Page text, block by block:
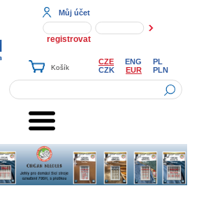
Můj účet
registrovat
CZE ENG
PL
CZK
EUR PLN